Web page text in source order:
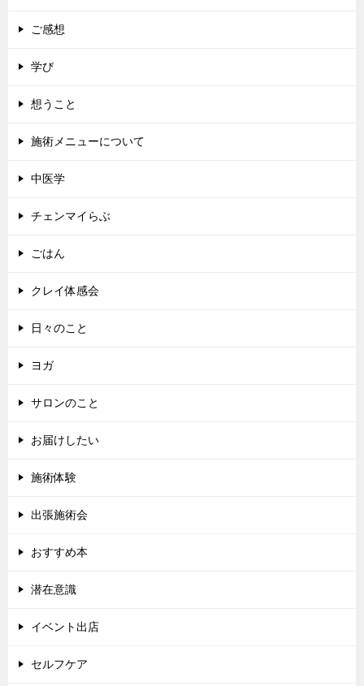
ご感想
学び
想うこと
施術メニューについて
中医学
チェンマイらぶ
ごはん
クレイ体感会
日々のこと
ヨガ
サロンのこと
お届けしたい
施術体験
出張施術会
おすすめ本
潜在意識
イベント出店
セルフケア